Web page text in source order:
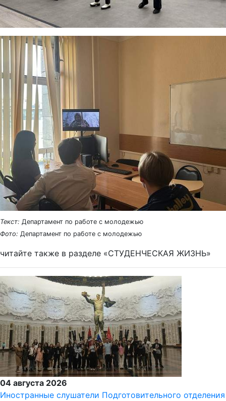
Текст: Департамент по работе с молодежью
Фото: Департамент по работе с молодежью
читайте также в разделе «СТУДЕНЧЕСКАЯ ЖИЗНЬ»
04 августа 2026
Иностранные слушатели Подготовительного отделения